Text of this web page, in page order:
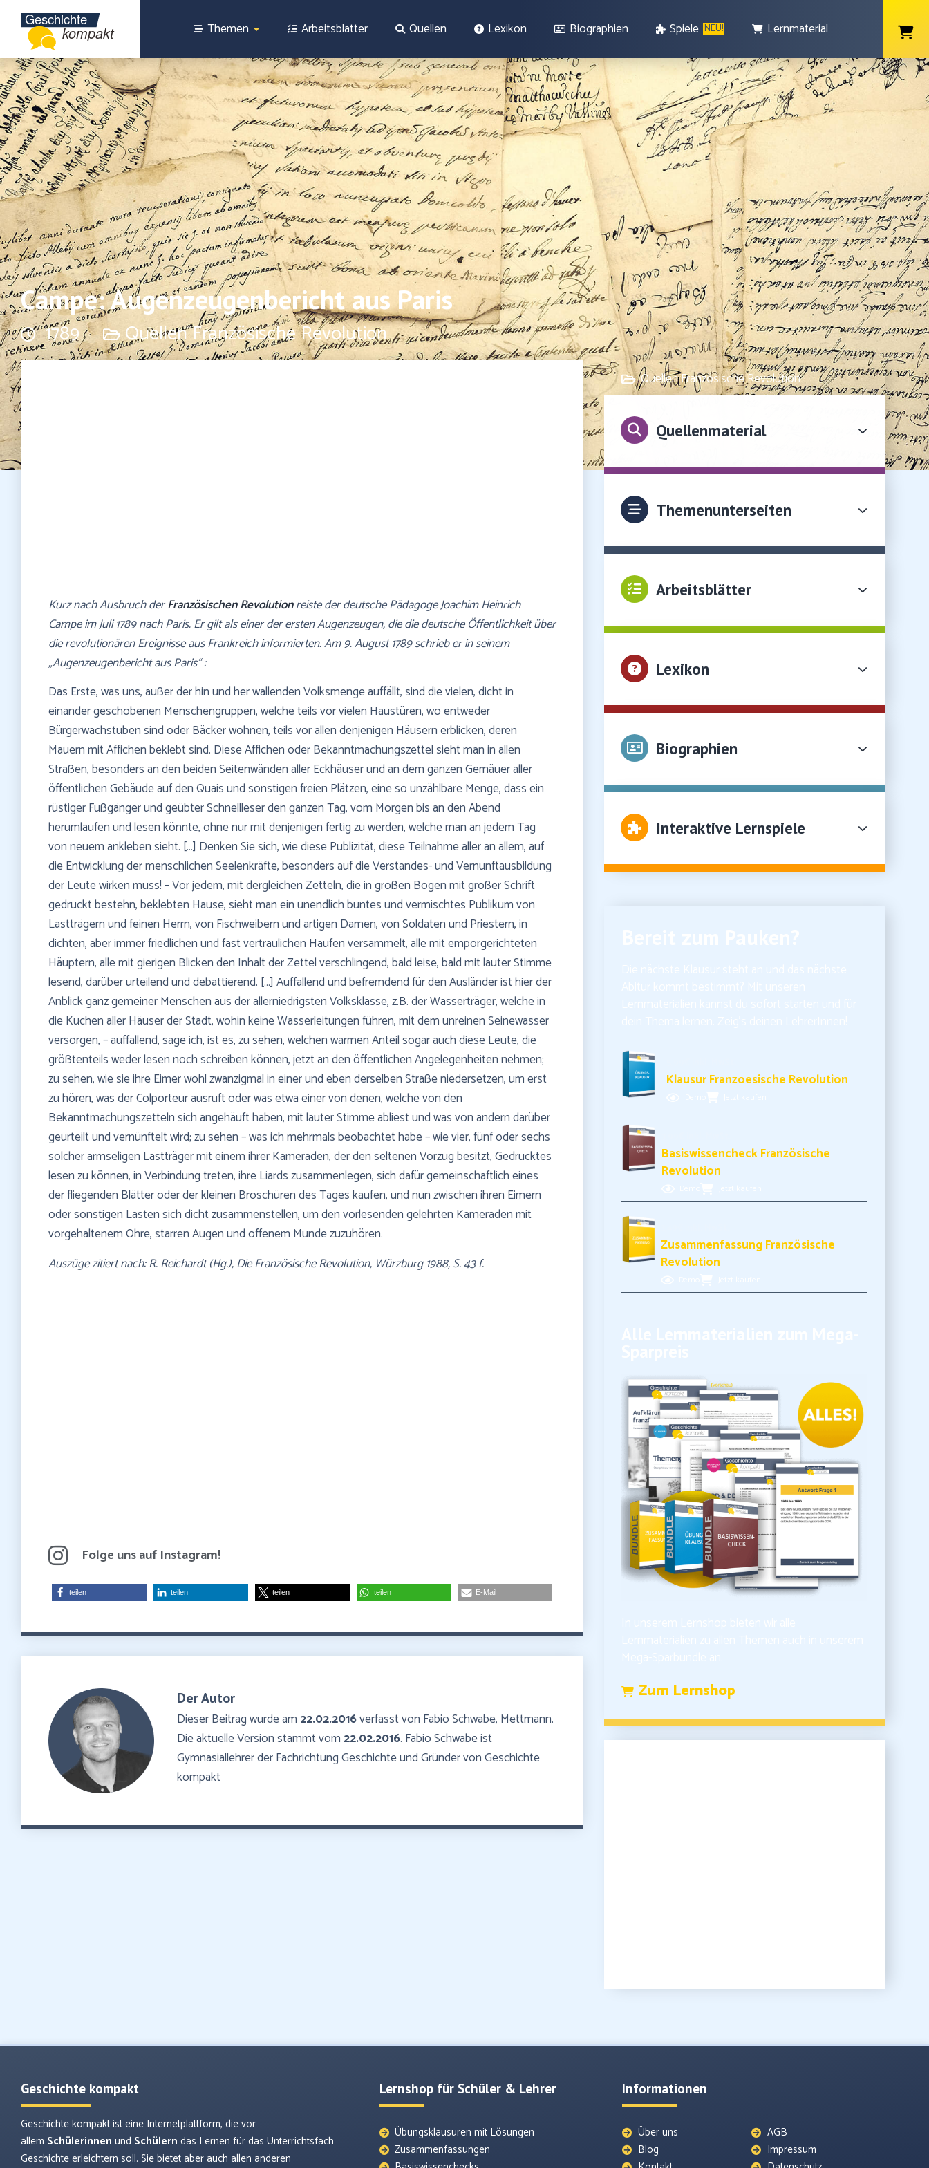
Themen Arbeitsblätter Quellen Lexikon Biographien Spiele NEU! Lernmaterial
Campe: Augenzeugenbericht aus Paris
1789 Quellen Französische Revolution
Kurz nach Ausbruch derFranzösischen Revolutionreiste der deutsche Pädagoge Joachim Heinrich
Campe im Juli 1789 nach Paris. Er gilt als einer der ersten Augenzeugen, die die deutsche Öffentlichkeit über
die revolutionären Ereignisse aus Frankreich informierten. Am 9. August 1789 schrieb er in seinem
„Augenzeugenbericht aus Paris“ :
Das Erste, was uns, außer der hin und her wallenden Volksmenge auffällt, sind die vielen, dicht in
einander geschobenen Menschengruppen, welche teils vor vielen Haustüren, wo entweder
Bürgerwachstuben sind oder Bäcker wohnen, teils vor allen denjenigen Häusern erblicken, deren
Mauern mit Affichen beklebt sind. Diese Affichen oder Bekanntmachungszettel sieht man in allen
Straßen, besonders an den beiden Seitenwänden aller Eckhäuser und an dem ganzen Gemäuer aller
öffentlichen Gebäude auf den Quais und sonstigen freien Plätzen, eine so unzählbare Menge, dass ein
rüstiger Fußgänger und geübter Schnellleser den ganzen Tag, vom Morgen bis an den Abend
herumlaufen und lesen könnte, ohne nur mit denjenigen fertig zu werden, welche man an jedem Tag
von neuem ankleben sieht. […] Denken Sie sich, wie diese Publizität, diese Teilnahme aller an allem, auf
die Entwicklung der menschlichen Seelenkräfte, besonders auf die Verstandes- und Vernunftausbildung
der Leute wirken muss! – Vor jedem, mit dergleichen Zetteln, die in großen Bogen mit großer Schrift
gedruckt bestehn, beklebten Hause, sieht man ein unendlich buntes und vermischtes Publikum von
Lastträgern und feinen Herrn, von Fischweibern und artigen Damen, von Soldaten und Priestern, in
dichten, aber immer friedlichen und fast vertraulichen Haufen versammelt, alle mit emporgerichteten
Häuptern, alle mit gierigen Blicken den Inhalt der Zettel verschlingend, bald leise, bald mit lauter Stimme
lesend, darüber urteilend und debattierend. […] Auffallend und befremdend für den Ausländer ist hier der
Anblick ganz gemeiner Menschen aus der allerniedrigsten Volksklasse, z.B. der Wasserträger, welche in
die Küchen aller Häuser der Stadt, wohin keine Wasserleitungen führen, mit dem unreinen Seinewasser
versorgen, – auffallend, sage ich, ist es, zu sehen, welchen warmen Anteil sogar auch diese Leute, die
größtenteils weder lesen noch schreiben können, jetzt an den öffentlichen Angelegenheiten nehmen;
zu sehen, wie sie ihre Eimer wohl zwanzigmal in einer und eben derselben Straße niedersetzen, um erst
zu hören, was der Colporteur ausruft oder was etwa einer von denen, welche von den
Bekanntmachungszetteln sich angehäuft haben, mit lauter Stimme abliest und was von andern darüber
geurteilt und vernünftelt wird; zu sehen – was ich mehrmals beobachtet habe – wie vier, fünf oder sechs
solcher armseligen Lastträger mit einem ihrer Kameraden, der den seltenen Vorzug besitzt, Gedrucktes
lesen zu können, in Verbindung treten, ihre Liards zusammenlegen, sich dafür gemeinschaftlich eines
der fliegenden Blätter oder der kleinen Broschüren des Tages kaufen, und nun zwischen ihren Eimern
oder sonstigen Lasten sich dicht zusammenstellen, um den vorlesenden gelehrten Kameraden mit
vorgehaltenem Ohre, starren Augen und offenem Munde zuzuhören.
Auszüge zitiert nach: R. Reichardt (Hg.), Die Französische Revolution, Würzburg 1988, S. 43 f.
Folge uns auf Instagram!
teilen teilen teilen teilen E-Mail
Der Autor
Dieser Beitrag wurde am 22.02.2016verfasst von Fabio Schwabe, Mettmann.
Die aktuelle Version stammt vom 22.02.2016. Fabio Schwabe ist
Gymnasiallehrer der Fachrichtung Geschichte und Gründer von Geschichte
kompakt
Quellen Französische Revolution
Quellenmaterial
Themenunterseiten
Arbeitsblätter
Lexikon
Biographien
Interaktive Lernspiele
Klausur Franzoesische Revolution
Basiswissencheck Französische
Revolution
Zusammenfassung Französische
Revolution
Zum Lernshop
Geschichte kompakt
Geschichte kompakt ist eine Internetplattform, die vor
allem Schülerinnen und Schülern das Lernen für das Unterrichtsfach
Geschichte erleichtern soll. Sie bietet aber auch allen anderen
Lernshop für Schüler & Lehrer
Übungsklausuren mit Lösungen
Zusammenfassungen
Informationen
Über uns
Blog
AGB
Impressum